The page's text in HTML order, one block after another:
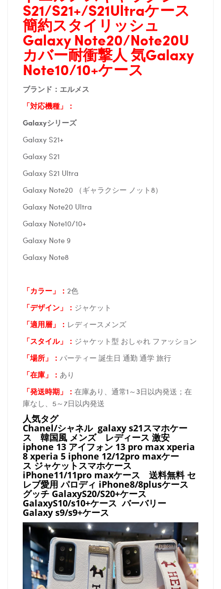
S21/S21+/S21Ultraケース
簡約スタイリッシュ
Galaxy Note20/Note20U
カバー耐衝撃人 気Galaxy
Note10/10+ケース
ブランド：エルメス
「対応機種」：
Galaxyシリーズ
Galaxy S21+
Galaxy S21
Galaxy S21 Ultra
Galaxy Note20 （ギャラクシー ノット8）
Galaxy Note20 Ultra
Galaxy Note10/10+
Galaxy Note 9
Galaxy Note8
「カラー」： 2色
「デザイン」
： ジャケット
「適用層」： レディースメンズ
「スタイル」： ジャケット型 おしゃれ ファッション
「場所 」： パーティー 誕生日 通勤 通学 旅行
「在庫 」： あり
「発送時期 」： 在庫あり、通常1～3日以内発送；在
庫なし、5～7日以内発送
人気タグ
Chanel/シャネル galaxy s21スマホケー
ス 韓国風 メンズ レディース 激安
iphone 13 アイフォン 13 pro max xperia
8 xperia 5 iphone 12/12pro maxケー
ス ジャケットスマホケース
iPhone11/11pro maxケース 送料無料 セ
レブ愛用 パロディ iPhone8/8plusケース
グッチ GalaxyS20/S20+ケース
GalaxyS10/s10+ケース バーバリー
Galaxy s9/s9+ケース